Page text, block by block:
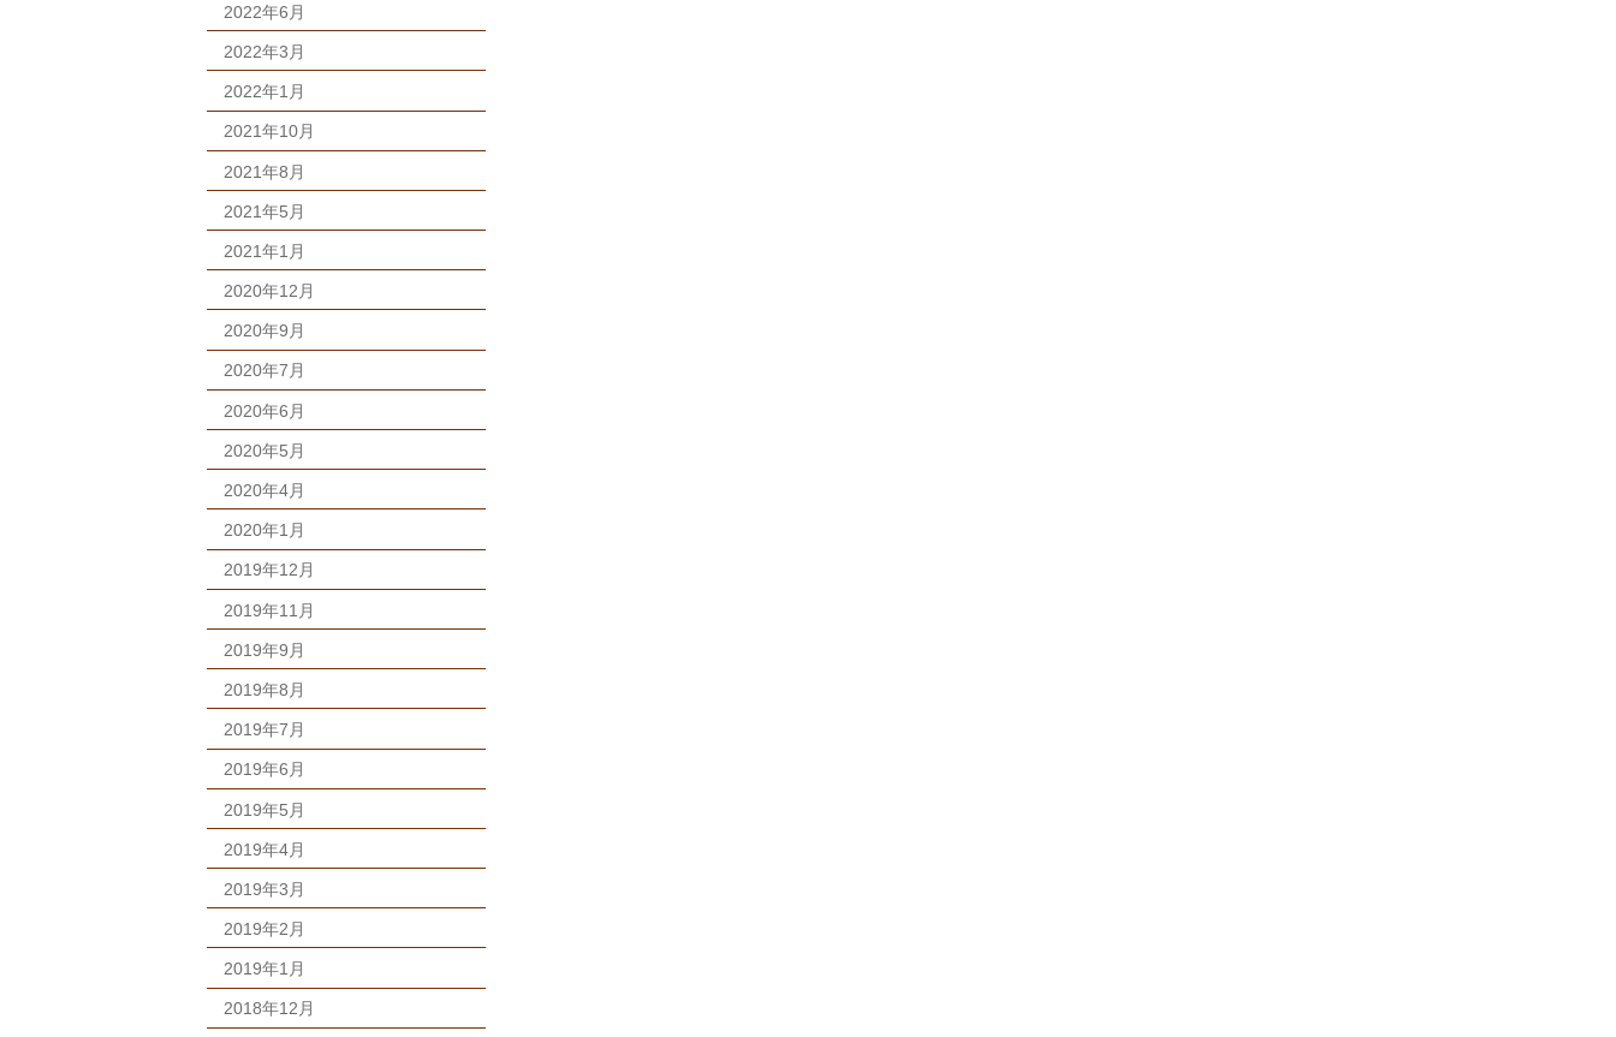
2022年6月
2022年3月
2022年1月
2021年10月
2021年8月
2021年5月
2021年1月
2020年12月
2020年9月
2020年7月
2020年6月
2020年5月
2020年4月
2020年1月
2019年12月
2019年11月
2019年9月
2019年8月
2019年7月
2019年6月
2019年5月
2019年4月
2019年3月
2019年2月
2019年1月
2018年12月